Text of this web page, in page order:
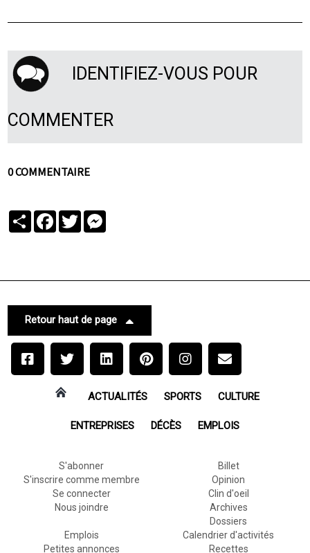
IDENTIFIEZ-VOUS POUR
COMMENTER
0 COMMENTAIRE
PartagerFacebook
Twitter
Retour haut de page
ACTUALITÉS SPORTS CULTURE
ENTREPRISES DÉCÈS EMPLOIS
S'abonner
S'inscrire comme membre
Se connecter
Nous joindre
Billet
Opinion
Clin d'oeil
Archives
Dossiers
Emplois
Petites annonces
Calendrier d'activités
Recettes